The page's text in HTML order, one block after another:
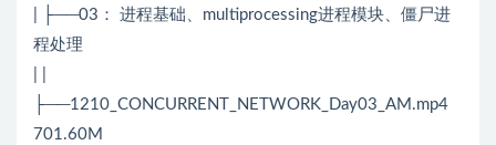
| ├──03： 进程基础、multiprocessing进程模块、僵尸进
程处理
├──1210_CONCURRENT_NETWORK_Day03_AM.mp4
701.60M